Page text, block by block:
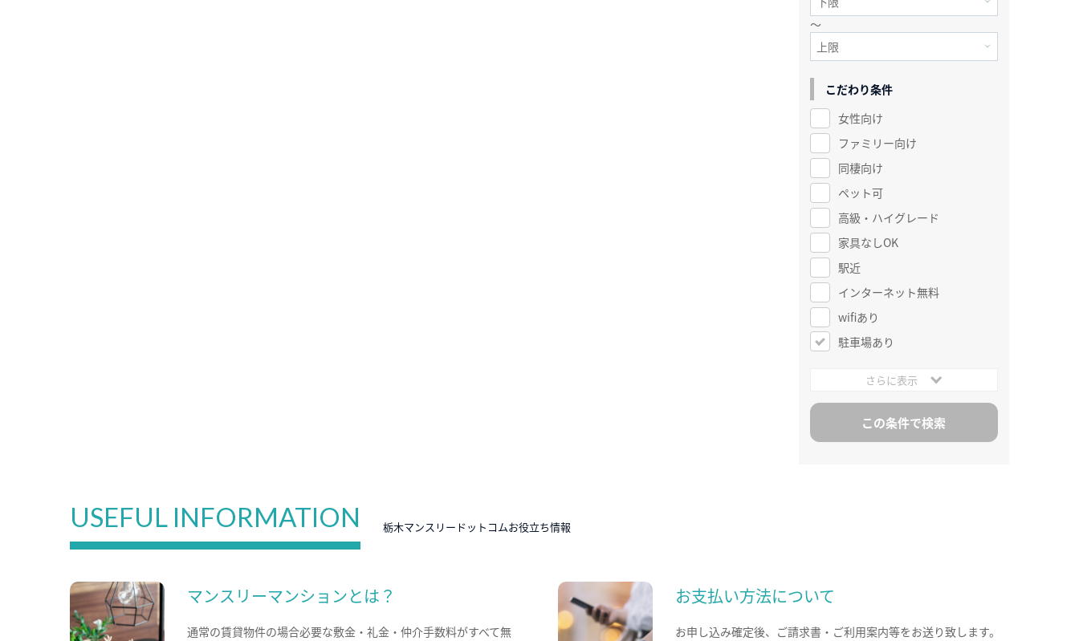
～
こだわり条件
女性向け
ファミリー向け
同棲向け
ペット可
高級・ハイグレード
家具なしOK
駅近
インターネット無料
wifiあり
駐車場あり
さらに表示
USEFUL INFORMATION 栃木マンスリードットコムお役立ち情報
マンスリーマンションとは？
通常の賃貸物件の場合必要な敷金・礼金・仲介手数料がすべて無
お支払い方法について
お申し込み確定後、ご請求書・ご利用案内等をお送り致します。